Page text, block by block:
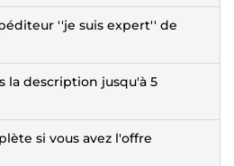
''je suis expert'' de
la description jusqu'à 5
si vous avez l'offre